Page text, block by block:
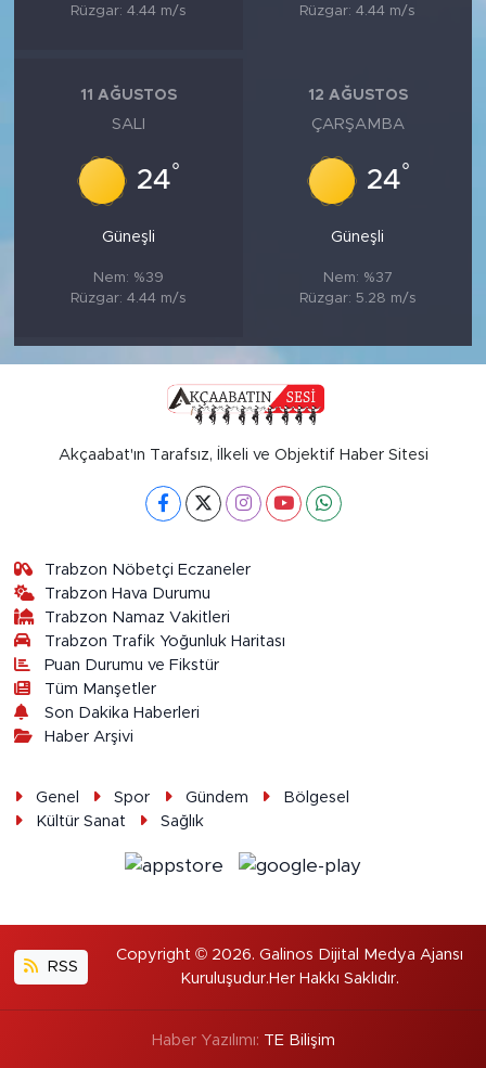
Rüzgar: 4.44 m/s
Rüzgar: 4.44 m/s
11 AĞUSTOS
SALI
24°
Güneşli
Nem: %39
Rüzgar: 4.44 m/s
12 AĞUSTOS
ÇARŞAMBA
24°
Güneşli
Nem: %37
Rüzgar: 5.28 m/s
Akçaabat'ın Tarafsız, İlkeli ve Objektif Haber Sitesi
Trabzon Nöbetçi Eczaneler
Trabzon Hava Durumu
Trabzon Namaz Vakitleri
Trabzon Trafik Yoğunluk Haritası
Puan Durumu ve Fikstür
Tüm Manşetler
Son Dakika Haberleri
Haber Arşivi
Genel Spor Gündem
Bölgesel
Kültür Sanat
Sağlık
RSS
Copyright © 2026. Galinos Dijital Medya Ajansı
Kuruluşudur.Her Hakkı Saklıdır.
Haber Yazılımı: TE Bilişim